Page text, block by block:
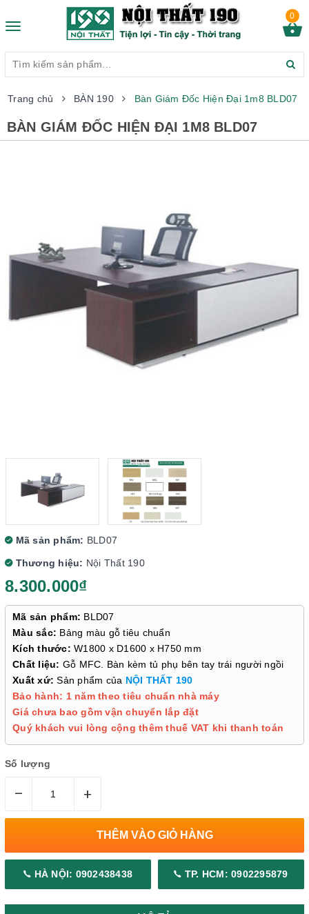
Toggle
0
Trang chủ BÀN 190 Bàn Giám Đốc Hiện Đại 1m8 BLD07
BÀN GIÁM ĐỐC HIỆN ĐẠI 1M8 BLD07
Mã sản phẩm: BLD07
Thương hiệu: Nội Thất 190
8.300.000₫
Mã sản phẩm: BLD07
Màu sắc: Bảng màu gỗ tiêu chuẩn
Kích thước: W1800 x D1600 x H750 mm
Chất liệu: Gỗ MFC. Bàn kèm tủ phụ bên tay trái người ngồi
Xuất xứ: Sản phẩm của NỘI THẤT 190
Bảo hành: 1 năm theo tiêu chuẩn nhà máy
Giá chưa bao gồm vận chuyển lắp đặt
Quý khách vui lòng cộng thêm thuế VAT khi thanh toán
Số lượng
– +
THÊM VÀO GIỎ HÀNG
HÀ NỘI: 0902438438 TP. HCM: 0902295879